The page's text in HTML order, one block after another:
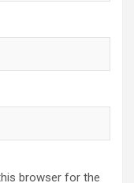
browser for the